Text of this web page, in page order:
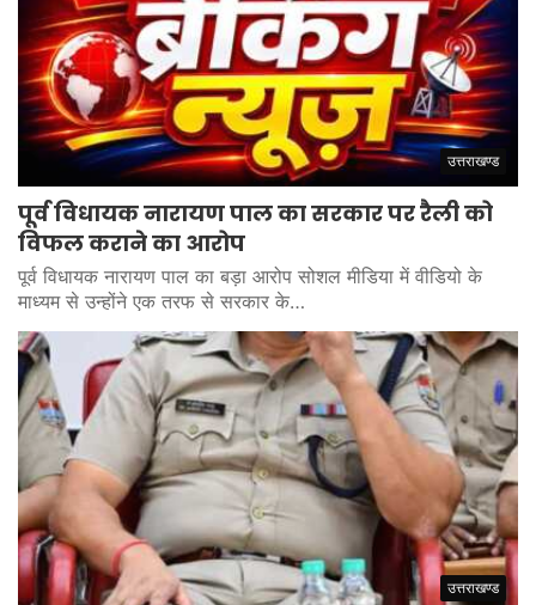
उत्तराखण्ड
पूर्व विधायक नारायण पाल का सरकार पर रैली को
विफल कराने का आरोप
पूर्व विधायक नारायण पाल का बड़ा आरोप सोशल मीडिया में वीडियो के
माध्यम से उन्होंने एक तरफ से सरकार के…
उत्तराखण्ड